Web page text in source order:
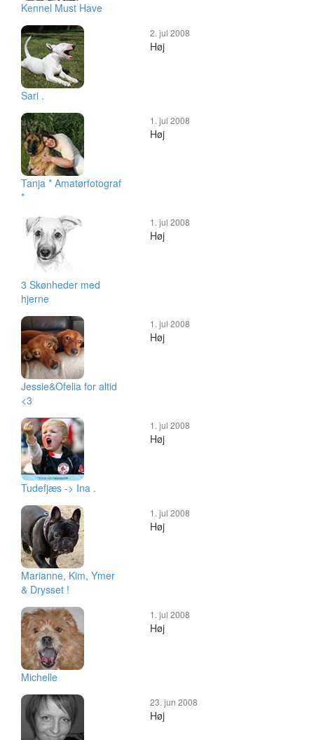
Kennel Must Have
Sari .
2. jul 2008
Høj
Tanja * Amatørfotograf
*
1. jul 2008
Høj
3 Skønheder med
hjerne
1. jul 2008
Høj
Jessie&Ofelia for altid
<3
1. jul 2008
Høj
Tudefjæs -> Ina .
1. jul 2008
Høj
Marianne, Kim, Ymer
& Drysset !
1. jul 2008
Høj
Michelle
1. jul 2008
Høj
23. jun 2008
Høj